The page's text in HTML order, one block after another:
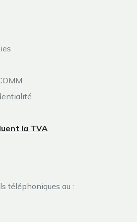
la TVA
téléphoniques au :